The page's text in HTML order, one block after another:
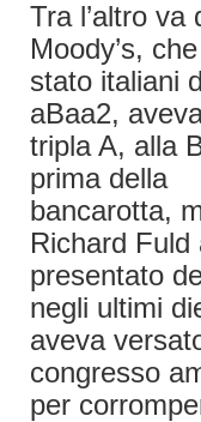
Tra l’altro va
Moody’s,
stato italiani
aBaa2,
tripla A, alla
prima della
bancarotta,
Richard
presentato
negli ultimi
aveva
congresso
per